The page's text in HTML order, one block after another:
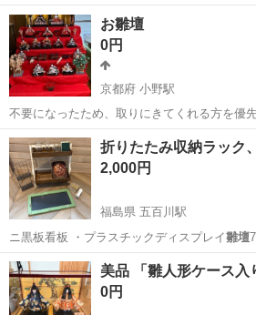
は結構大きなサイズです フエルト生地のよう
お好きな方には利用できるのではないかと思
ただき、神経質な方はお断りしま...
静岡 伊豆市 修善寺駅
お雛壇
0円
京都府 小野駅
不要になったため、取りにきてくれる方を優
90センチ、高さ92センチ奥行き115センチで
分解できます(写真あり) 古いので髪抜けなど
京都 京都市 小野駅 その他 雛壇
折りたたみ収納ラック
2,000円
福島県 五百川駅
ニ黒板看板 ・プラスチックディスプレイ雛壇7つ 他
でまとめ引き…
福島 本宮市 五百川駅 その他 ラ
美品 「雛人形ケース入
0円